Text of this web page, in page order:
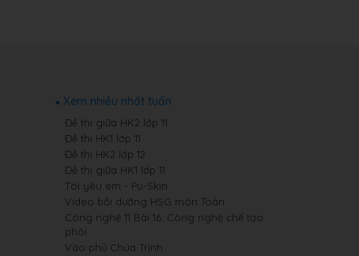
Xem nhiều nhất tuần
Đề thi giữa HK2 lớp 11
Đề thi HK1 lớp 11
Đề thi HK2 lớp 12
Đề thi giữa HK1 lớp 11
Tôi yêu em - Pu-Skin
Video bồi dưỡng HSG môn Toán
Công nghệ 11 Bài 16: Công nghệ chế tạo
phôi
Vào phủ Chúa Trịnh